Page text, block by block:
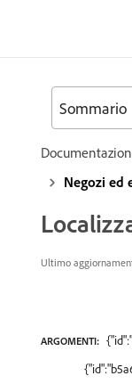
Negozi ed
Ultimo
ARGOMENTI:
Sommario